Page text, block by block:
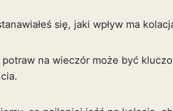
się, jaki wpływ ma
na wieczór może być